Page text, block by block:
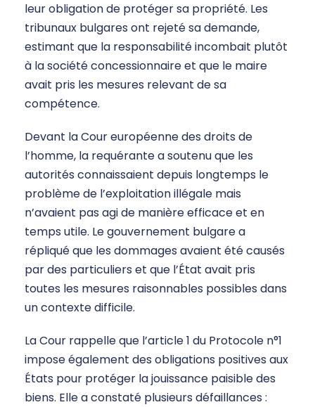
leur obligation de protéger sa propriété. Les
tribunaux bulgares ont rejeté sa demande,
estimant que la responsabilité incombait plutôt
à la société concessionnaire et que le maire
avait pris les mesures relevant de sa
compétence.
Devant la Cour européenne des droits de
l’homme, la requérante a soutenu que les
autorités connaissaient depuis longtemps le
problème de l’exploitation illégale mais
n’avaient pas agi de manière efficace et en
temps utile. Le gouvernement bulgare a
répliqué que les dommages avaient été causés
par des particuliers et que l’État avait pris
toutes les mesures raisonnables possibles dans
un contexte difficile.
La Cour rappelle que l’article 1 du Protocole n°1
impose également des obligations positives aux
États pour protéger la jouissance paisible des
biens. Elle a constaté plusieurs défaillances :